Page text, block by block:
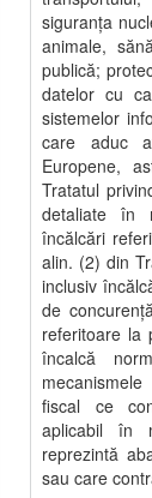
siguranţa
animale,
publică;
datelor cu
sistemelor
care aduc
Europene,
Tratatul
detaliate în
încălcări
alin. (2) din
inclusiv
de
referitoare la
încalcă
fiscal ce
aplicabil în
reprezintă
sau care